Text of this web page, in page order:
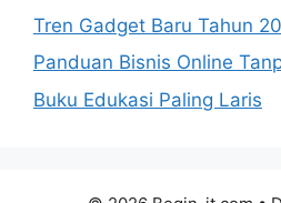
Tren Gadget Baru Tahun
Panduan Bisnis Online
Buku Edukasi Paling Laris